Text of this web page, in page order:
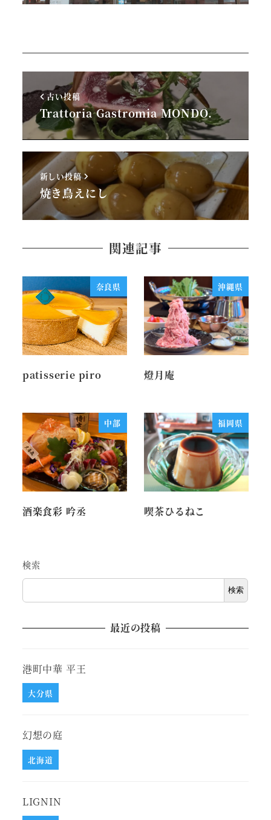
古い投稿
Trattoria Gastromia MONDO.
新しい投稿
焼き鳥えにし
関連記事
奈良県
patisserie piro
沖縄県
燈月庵
中部
酒楽食彩 吟丞
福岡県
喫茶ひるねこ
検索
検索
最近の投稿
港町中華 平王
大分県
幻想の庭
北海道
LIGNIN